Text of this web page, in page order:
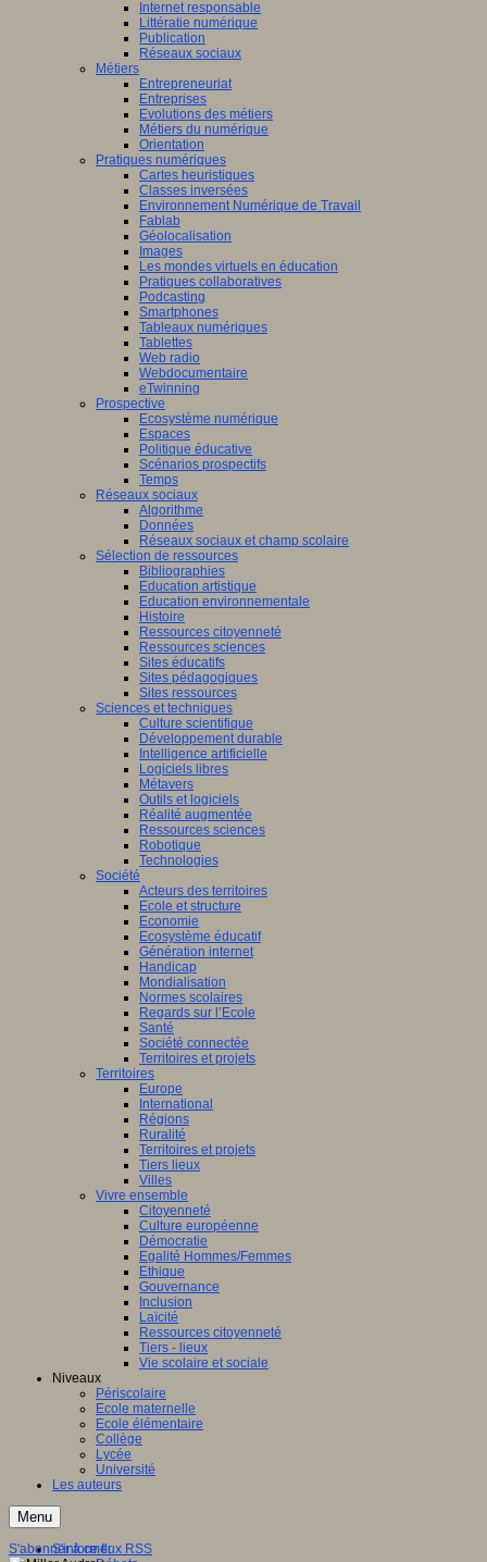
Internet responsable
Littératie numérique
Publication
Réseaux sociaux
Métiers
Entrepreneuriat
Entreprises
Evolutions des métiers
Métiers du numérique
Orientation
Pratiques numériques
Cartes heuristiques
Classes inversées
Environnement Numérique de Travail
Fablab
Géolocalisation
Images
Les mondes virtuels en éducation
Pratiques collaboratives
Podcasting
Smartphones
Tableaux numériques
Tablettes
Web radio
Webdocumentaire
eTwinning
Prospective
Ecosystème numérique
Espaces
Politique éducative
Scénarios prospectifs
Temps
Réseaux sociaux
Algorithme
Données
Réseaux sociaux et champ scolaire
Sélection de ressources
Bibliographies
Education artistique
Education environnementale
Histoire
Ressources citoyenneté
Ressources sciences
Sites éducatifs
Sites pédagogiques
Sites ressources
Sciences et techniques
Culture scientifique
Développement durable
Intelligence artificielle
Logiciels libres
Métavers
Outils et logiciels
Réalité augmentée
Ressources sciences
Robotique
Technologies
Société
Acteurs des territoires
Ecole et structure
Economie
Ecosystème éducatif
Génération internet
Handicap
Mondialisation
Normes scolaires
Regards sur l’Ecole
Santé
Société connectée
Territoires et projets
Territoires
Europe
International
Régions
Ruralité
Territoires et projets
Tiers lieux
Villes
Vivre ensemble
Citoyenneté
Culture européenne
Démocratie
Egalité Hommes/Femmes
Ethique
Gouvernance
Inclusion
Laïcité
Ressources citoyenneté
Tiers - lieux
Vie scolaire et sociale
Niveaux
Périscolaire
Ecole maternelle
Ecole élémentaire
Collège
Lycée
Université
Les auteurs
Menu
S'informer
S'abonner à ce flux RSS